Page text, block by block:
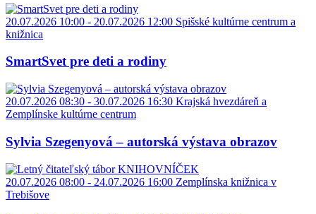
20.07.2026 10:00 - 20.07.2026 12:00 Spišské kultúrne centrum a
knižnica
SmartSvet pre deti a rodiny
20.07.2026 08:30 - 30.07.2026 16:30 Krajská hvezdáreň a
Zemplínske kultúrne centrum
Sylvia Szegenyová – autorská výstava obrazov
20.07.2026 08:00 - 24.07.2026 16:00 Zemplínska knižnica v
Trebišove